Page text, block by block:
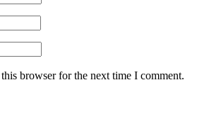
browser for the next time I comment.